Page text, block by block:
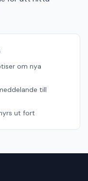
om nya
till
ut fort